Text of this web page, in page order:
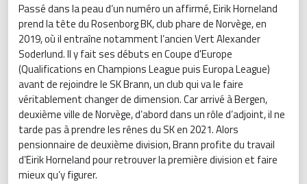
Passé dans la peau d’un numéro un affirmé, Eirik Horneland
prend la tête du Rosenborg BK, club phare de Norvège, en
2019, où il entraîne notamment l’ancien Vert Alexander
Soderlund. Il y fait ses débuts en Coupe d'Europe
(Qualifications en Champions League puis Europa League)
avant de rejoindre le SK Brann, un club qui va le faire
véritablement changer de dimension. Car arrivé à Bergen,
deuxième ville de Norvège, d’abord dans un rôle d’adjoint, il ne
tarde pas à prendre les rênes du SK en 2021. Alors
pensionnaire de deuxième division, Brann profite du travail
d’Eirik Horneland pour retrouver la première division et faire
mieux qu’y figurer.